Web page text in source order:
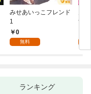
みせあいっこフレンド
1
0
無料
す
ま
ランキング